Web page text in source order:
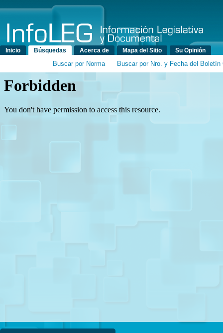
Menú principal
Inicio Búsquedas Acerca de Mapa del Sitio Su Opinión
Buscar por Norma Buscar por Nro. y Fecha del Boletín